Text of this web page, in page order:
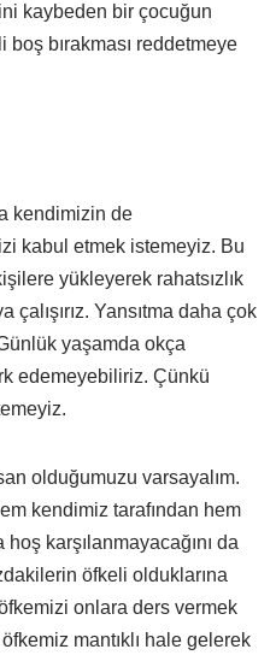
kaybeden bir çocuğun
bırakması reddetmeye
kendimizin de
kabul etmek istemeyiz. Bu
yükleyerek rahatsızlık
Yansıtma daha çok
yaşamda okça
edemeyebiliriz. Çünkü
olduğumuzu varsayalım.
kendimiz tarafından hem
karşılanmayacağını da
öfkeli olduklarına
onlara ders vermek
mantıklı hale gelerek